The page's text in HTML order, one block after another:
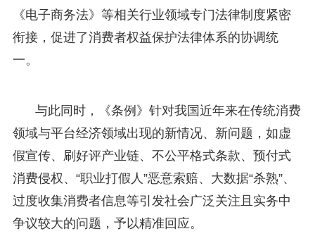
《电子商务法》等相关行业领域专门法律制度紧密
衔接，促进了消费者权益保护法律体系的协调统
一。
与此同时，《条例》针对我国近年来在传统消费
领域与平台经济领域出现的新情况、新问题，如虚
假宣传、刷好评产业链、不公平格式条款、预付式
消费侵权、“职业打假人”恶意索赔、大数据“杀熟”、
过度收集消费者信息等引发社会广泛关注且实务中
争议较大的问题，予以精准回应。